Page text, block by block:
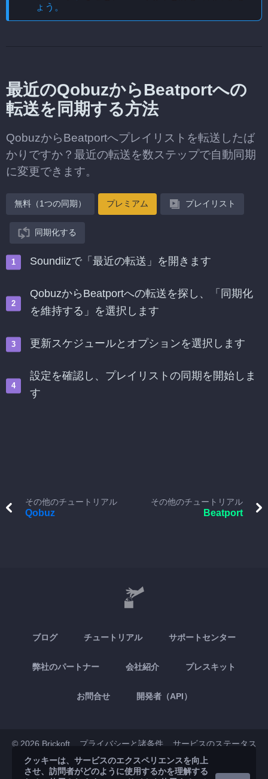
ょう。
最近のQobuzからBeatportへの
転送を同期する方法
QobuzからBeatportへプレイリストを転送したば
かりですか？最近の転送を数ステップで自動同期
に変更できます。
無料（1つの同期） プレミアム プレイリスト
同期化する
Soundiizで「最近の転送」を開きます
QobuzからBeatportへの転送を探し、「同期化
を維持する」を選択します
更新スケジュールとオプションを選択します
設定を確認し、プレイリストの同期を開始しま
す
その他のチュートリアル
Qobuz
その他のチュートリアル
Beatport
ブログ チュートリアル サポートセンター
弊社のパートナー 会社紹介 プレスキット
お問合せ 開発者（API）
© 2026 Brickoft プライバシーと諸条件 サービスのステータス
App Store Google Play
クッキーは、サービスのエクスペリエンスを向上
させ、訪問者がどのように使用するかを理解する